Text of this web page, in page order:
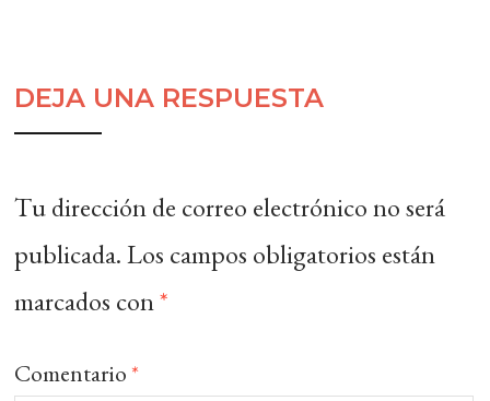
DEJA UNA RESPUESTA
Tu dirección de correo electrónico no será
publicada. Los campos obligatorios están
marcados con*
Comentario *